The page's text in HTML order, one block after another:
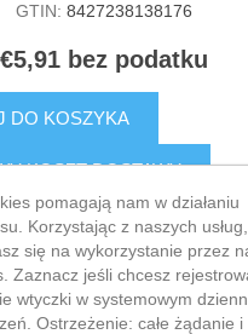
GTIN: 8427238138176
€5,91 bez podatku
DO KOSZYKA
KOSZT DOSTAWY
do listy życzeń
do listy porównywania
pomagają nam w działaniu
Korzystając z naszych usług,
się na wykorzystanie przez
Zaznacz jeśli chcesz
wtyczki w systemowym
Ostrzeżenie: całe żądanie i